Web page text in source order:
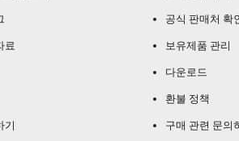
료
기
공식 판매처 확
보유제품 관리
다운로드
환불 정책
구매 관련 문의